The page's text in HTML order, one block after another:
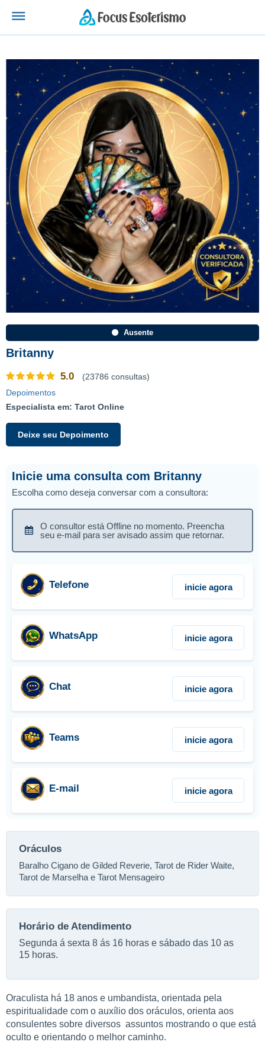
Ausente
Britanny
5.0
(23786 consultas)
Depoimentos
Especialista em: Tarot Online
Deixe seu Depoimento
Inicie uma consulta com Britanny
Escolha como deseja conversar com a consultora:
O consultor está Offline no momento. Preencha
seu e-mail para ser avisado assim que retornar.
Telefone inicie agora
WhatsApp inicie agora
Chat inicie agora
Teams inicie agora
E-mail inicie agora
Oráculos
Baralho Cigano de Gilded Reverie, Tarot de Rider Waite,
Tarot de Marselha e Tarot Mensageiro
Horário de Atendimento
Segunda á sexta 8 ás 16 horas e sábado das 10 as
15 horas.
Oraculista há 18 anos e umbandista, orientada pela
espiritualidade com o auxílio dos oráculos, orienta aos
consulentes sobre diversos assuntos mostrando o que está
oculto e orientando o melhor caminho.